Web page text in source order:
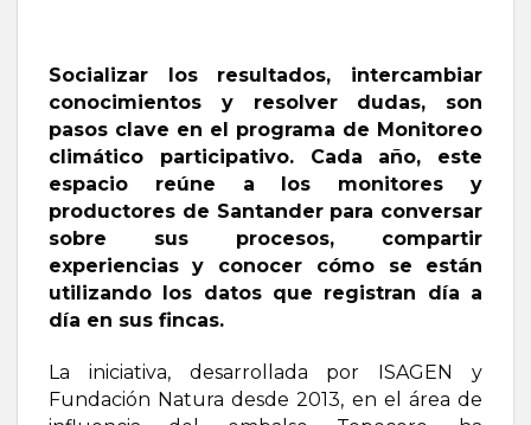
Socializar los resultados, intercambiar
conocimientos y resolver dudas, son
pasos clave en el programa de Monitoreo
climático participativo. Cada año, este
espacio reúne a los monitores y
productores de Santander para conversar
sobre sus procesos, compartir
experiencias y conocer cómo se están
utilizando los datos que registran día a
día en sus fincas.
La iniciativa, desarrollada por ISAGEN y
Fundación Natura desde 2013, en el área de